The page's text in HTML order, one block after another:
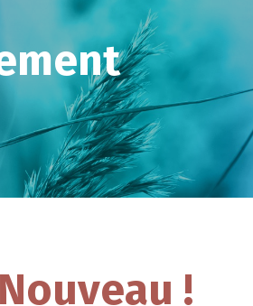
Nouveau !